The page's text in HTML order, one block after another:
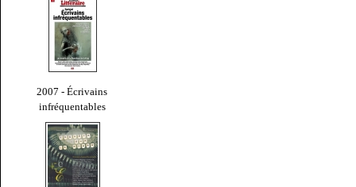
2007 - Écrivains
infréquentables